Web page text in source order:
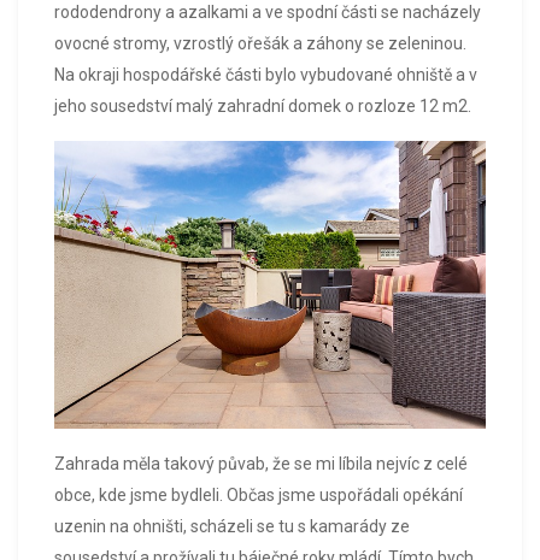
rododendrony a azalkami a ve spodní části se nacházely
ovocné stromy, vzrostlý ořešák a záhony se zeleninou.
Na okraji hospodářské části bylo vybudované ohniště a v
jeho sousedství malý zahradní domek o rozloze 12 m2.
Zahrada měla takový půvab, že se mi líbila nejvíc z celé
obce, kde jsme bydleli. Občas jsme uspořádali opékání
uzenin na ohništi, scházeli se tu s kamarády ze